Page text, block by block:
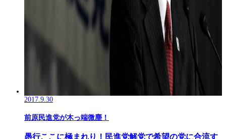
2017.9.30
前原民進党が木っ端微塵！
愚行ここに極まれり！民進党解党で希望の党に合流す